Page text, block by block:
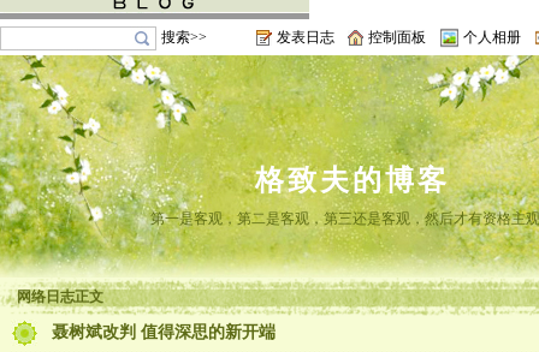
搜索>> 发表日志 控制面板 个人相册
格致夫的博客
第一是客观，第二是客观，第三还是客观，然后才有资格主
网络日志正文
聂树斌改判 值得深思的新开端